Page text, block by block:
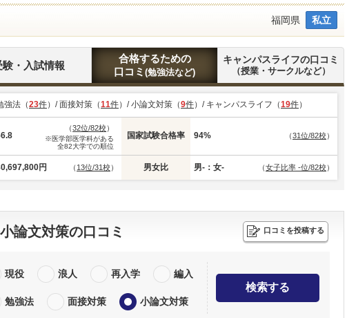
福岡県 私立
験・入試情報
合格するための
口コミ (勉強法など)
キャンパスライフの口コミ
（授業・サークルなど）
強法（23件）/ 面接対策（11件）/ 小論文対策（9件）/ キャンパスライフ（19件）
（32位/82校）
※医学部医学科がある
全82大学での順位
国家試験合格率 94% （31位/82校）
円 （ 13位/31校） 男女比 男-：女- （女子比率 -位/82校）
論文対策の口コミ 口コミを投稿する
現役 浪人 再入学 編入
勉強法 面接対策 小論文対策
検索する